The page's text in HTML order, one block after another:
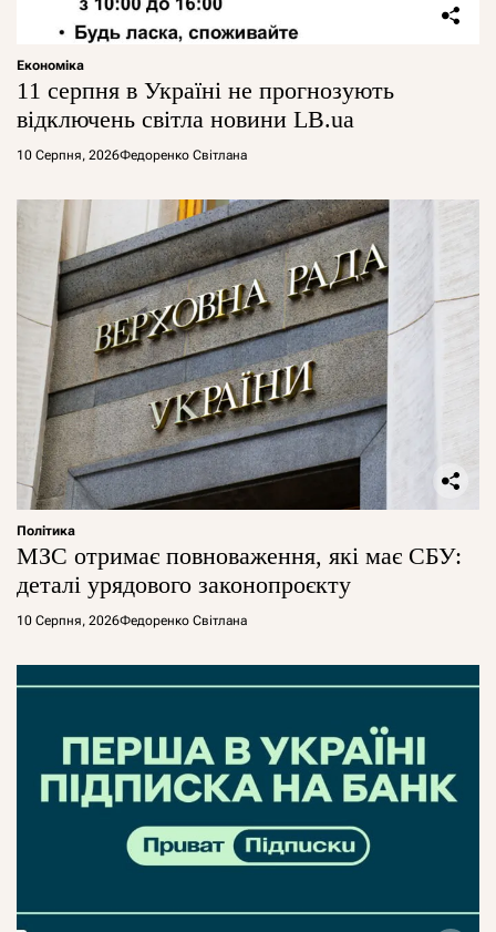
Економіка
11 серпня в Україні не прогнозують
відключень світла новини LB.ua
10 Серпня, 2026Федоренко Світлана
Політика
МЗС отримає повноваження, які має СБУ:
деталі урядового законопроєкту
10 Серпня, 2026Федоренко Світлана